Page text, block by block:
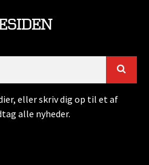
eller skriv dig op til et af
alle nyheder.